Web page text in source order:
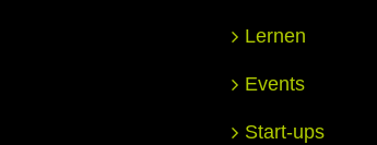
Lernen
Events
Start-ups